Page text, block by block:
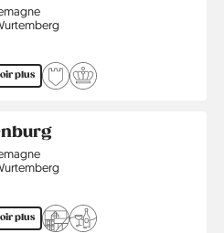
plus
plus